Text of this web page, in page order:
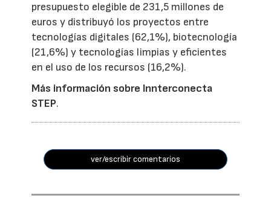
presupuesto elegible de 231,5 millones de
euros y distribuyó los proyectos entre
tecnologías digitales (62,1%), biotecnología
(21,6%) y tecnologías limpias y eficientes
en el uso de los recursos (16,2%).
Más información sobre Innterconecta
STEP.
ver/escribir comentarios